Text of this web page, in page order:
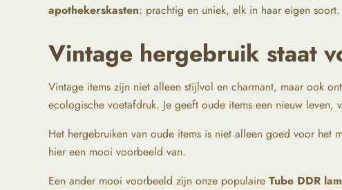
apothekerskasten: prachtig en uniek, elk in haar eigen soort.
Vintage hergebruik staat
Vintage items zijn niet alleen stijlvol en charmant, maar ook
ecologische voetafdruk. Je geeft oude items een nieuw
Het hergebruiken van oude items is niet alleen goed voor het
hier een mooi voorbeeld van.
Een ander mooi voorbeeld zijn onze populaire Tube DDR